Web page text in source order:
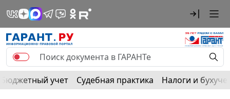
Бюджетный учет Судебная практика Налоги и